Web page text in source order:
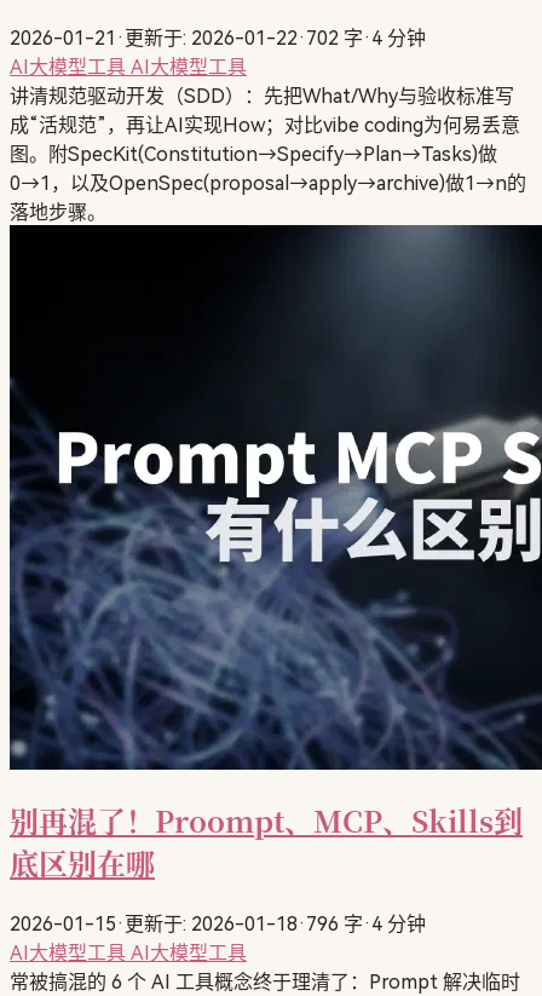
2026-01-21 · 更新于: 2026-01-22· 702 字· 4 分钟
AI大模型工具 AI大模型工具
讲清规范驱动开发（SDD）：先把What/Why与验收标准写
成“活规范”，再让AI实现How；对比vibe coding为何易丢意
图。附SpecKit(Constitution→Specify→Plan→Tasks)做
0→1，以及OpenSpec(proposal→apply→archive)做1→n的
落地步骤。
别再混了！Proompt、MCP、Skills到
底区别在哪
2026-01-15· 更新于: 2026-01-18· 796 字· 4 分钟
AI大模型工具 AI大模型工具
常被搞混的 6 个 AI 工具概念终于理清了：Prompt 解决临时